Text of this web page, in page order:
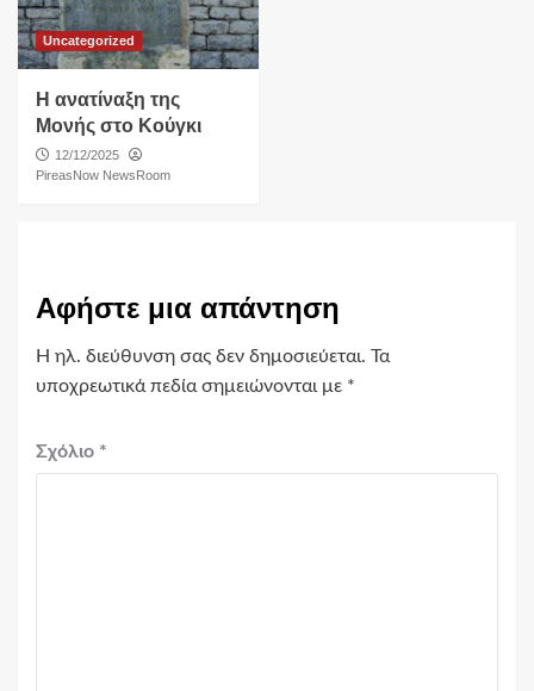
Uncategorized
Η ανατίναξη της
Μονής στο Κούγκι
12/12/2025
PireasNow NewsRoom
Αφήστε μια απάντηση
Η ηλ. διεύθυνση σας δεν δημοσιεύεται. Τα
υποχρεωτικά πεδία σημειώνονται με *
Σχόλιο *